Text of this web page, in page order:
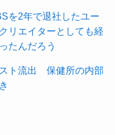
を2年で退社したユー
リエイターとしても経
たんだろう
ト流出 保健所の内部